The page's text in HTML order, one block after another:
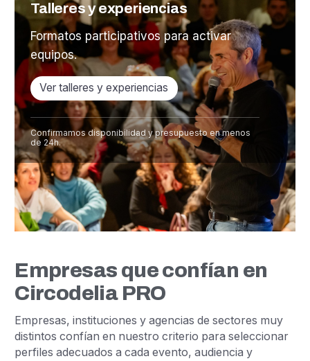
Talleres y experiencias
Formatos participativos para activar
equipos.
Ver talleres y experiencias
Confirmamos disponibilidad y presupuesto en menos
de 24h.
Empresas que confían en
Circodelia PRO
Empresas, instituciones y agencias de sectores muy
distintos confían en nuestro criterio para seleccionar
perfiles adecuados a cada evento, audiencia y